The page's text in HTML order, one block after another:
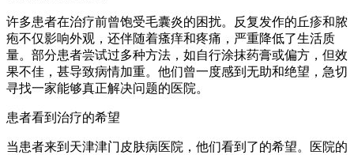
许多患者在治疗前曾饱受毛囊炎的困扰。反复发作的丘疹和脓
疱不仅影响外观，还伴随着瘙痒和疼痛，严重降低了生活质
量。部分患者尝试过多种方法，如自行涂抹药膏或偏方，但效
果不佳，甚导致病情加重。他们曾一度感到无助和绝望，急切
寻找一家能够真正解决问题的医院。
患者看到治疗的希望
当患者来到天津津门皮肤病医院，他们看到了的希望。医院的